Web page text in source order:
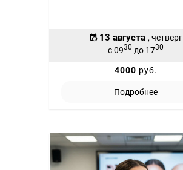
13 августа , четверг
с 0930 до 1730
4000 руб.
Подробнее